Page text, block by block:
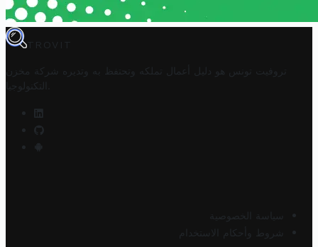
TROVIT
تروفيت تونس هو دليل أعمال تملكه وتحتفظ به وتديره
شركة مخزن
التكنولوجيا
سياسة الخصوصية
شروط وأحكام الاستخدام